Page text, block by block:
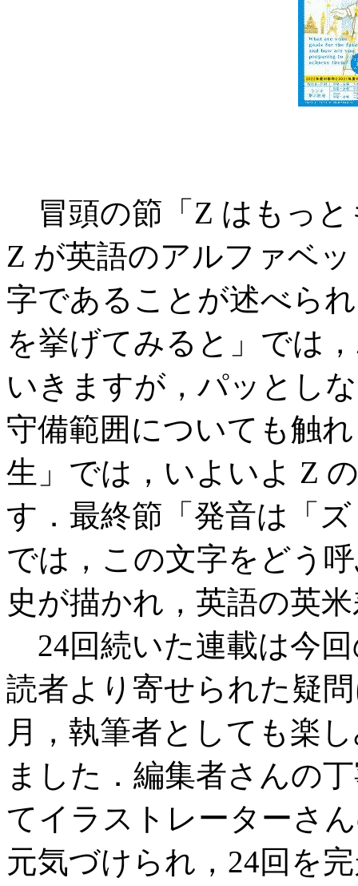
冒頭の節「Z はもっと
Z が英語のアルファベ
字であることが述べら
を挙げてみると」では
いきますが，パッとし
守備範囲についても触
生」では，いよいよ Z
す．最終節「発音は「
では，この文字をどう
史が描かれ，英語の英
24回続いた連載は今
読者より寄せられた疑
月，執筆者としても楽
ました．編集者さんの
てイラストレーターさ
元気づけられ，24回を